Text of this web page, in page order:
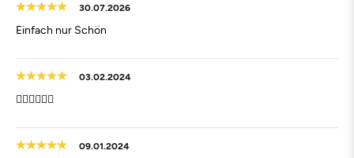
30.07.2026
Einfach nur Schön
03.02.2024
👍🏻👍🏻👍🏻
09.01.2024